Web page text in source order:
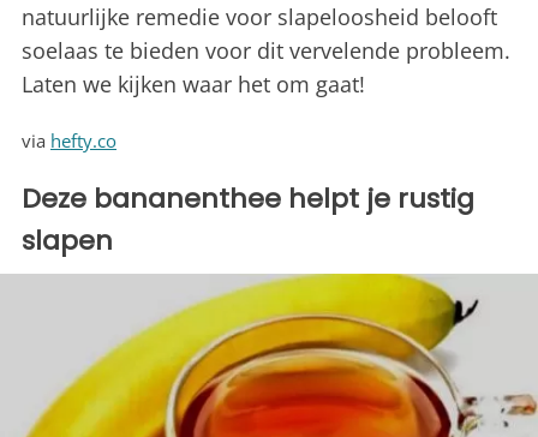
natuurlijke remedie voor slapeloosheid belooft
soelaas te bieden voor dit vervelende probleem.
Laten we kijken waar het om gaat!
via hefty.co
Deze bananenthee helpt je rustig
slapen